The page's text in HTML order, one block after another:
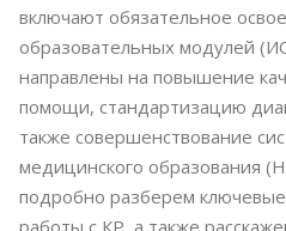
включают обязательное
образовательных модулей
направлены на повышение
помощи, стандартизацию
также совершенствование
медицинского образования
подробно разберем
работы с КР, а также